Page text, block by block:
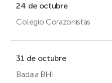
24 de octubre
Colegio Corazonistas
31 de octubre
Badaia BHI